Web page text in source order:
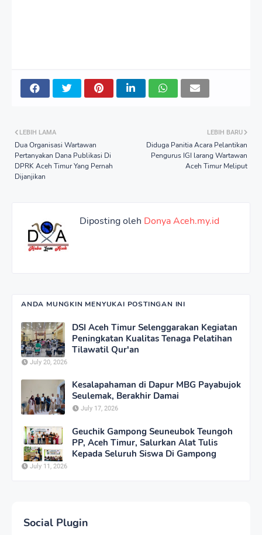
LEBIH BARU
Diduga Panitia Acara Pelantikan
Pengurus IGI larang Wartawan
Aceh Timur Meliput
LEBIH LAMA
Dua Organisasi Wartawan
Pertanyakan Dana Publikasi Di
DPRK Aceh Timur Yang Pernah
Dijanjikan
Diposting oleh Donya Aceh.my.id
ANDA MUNGKIN MENYUKAI POSTINGAN INI
DSI Aceh Timur Selenggarakan Kegiatan
Peningkatan Kualitas Tenaga Pelatihan
Tilawatil Qur'an
July 20, 2026
Kesalapahaman di Dapur MBG Payabujok
Seulemak, Berakhir Damai
July 17, 2026
Geuchik Gampong Seuneubok Teungoh
PP, Aceh Timur, Salurkan Alat Tulis
Kepada Seluruh Siswa Di Gampong
July 11, 2026
Social Plugin